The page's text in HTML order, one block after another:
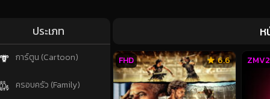
ประเภท
การ์ตูน (Cartoon)
ครอบครัว (Family)
6.6
FHD ZMV2